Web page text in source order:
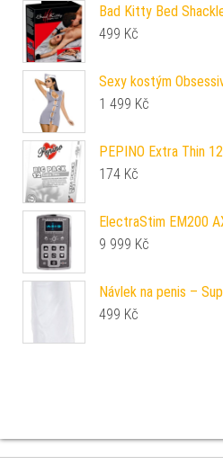
Bad Kitty Bed
499 Kč
Sexy kostým
1 499 Kč
PEPINO Extra Thin
174 Kč
ElectraStim EM200
9 999 Kč
Návlek na penis –
499 Kč